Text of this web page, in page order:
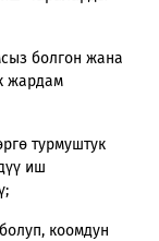
болгон жана
жардам
турмуштук
иш
коомдун